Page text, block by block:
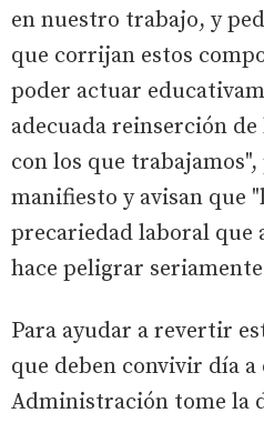
en nuestro trabajo, y
que corrijan estos
poder actuar
adecuada reinserción
con los que
manifiesto y avisan que
precariedad laboral que
hace peligrar
Para ayudar a revertir
que deben convivir día
Administración tome la